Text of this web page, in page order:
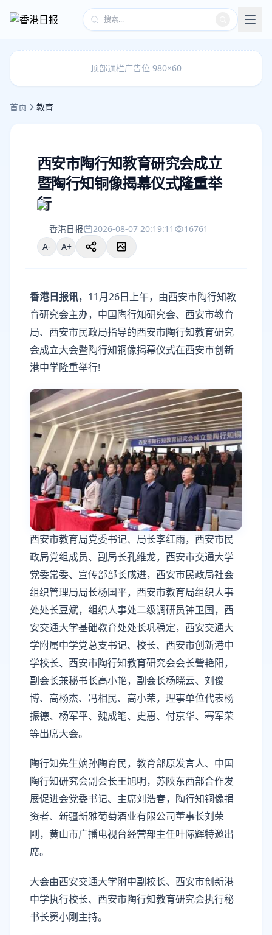
顶部通栏广告位 980×60
首页 教育
西安市陶行知教育研究会成立
暨陶行知铜像揭幕仪式隆重举
行
香港日报 2026-08-07 20:19:11
16761
A-
A+
香港日报讯，11月26日上午，由西安市陶行知教
育研究会主办，中国陶行知研究会、西安市教育
局、西安市民政局指导的西安市陶行知教育研究
会成立大会暨陶行知铜像揭幕仪式在西安市创新
港中学隆重举行!
西安市教育局党委书记、局长李红雨，西安市民
政局党组成员、副局长孔维龙，西安市交通大学
党委常委、宣传部部长成进，西安市民政局社会
组织管理局局长杨国平，西安市教育局组织人事
处处长豆斌，组织人事处二级调研员钟卫国，西
安交通大学基础教育处处长巩稳定，西安交通大
学附属中学党总支书记、校长、西安市创新港中
学校长、西安市陶行知教育研究会会长訾艳阳，
副会长兼秘书长高小艳，副会长杨晓云、刘俊
博、高杨杰、冯相民、高小荣，理事单位代表杨
振德、杨军平、魏成笔、史惠、付京华、骞军荣
等出席大会。
陶行知先生嫡孙陶育民，教育部原发言人、中国
陶行知研究会副会长王旭明，苏陕东西部合作发
展促进会党委书记、主席刘浩春，陶行知铜像捐
资者、新疆新雅葡萄酒业有限公司董事长刘荣
刚，黄山市广播电视台经营部主任叶际辉特邀出
席。
大会由西安交通大学附中副校长、西安市创新港
中学执行校长、西安市陶行知教育研究会执行秘
书长窦小刚主持。